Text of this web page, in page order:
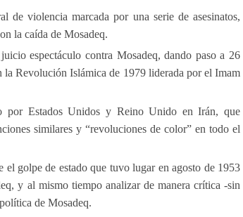
de violencia marcada por una serie de asesinatos,
la caída de Mosadeq.
espectáculo contra Mosadeq, dando paso a 26
Revolución Islámica de 1979 liderada por el Imam
por Estados Unidos y Reino Unido en Irán, que
similares y “revoluciones de color” en todo el
golpe de estado que tuvo lugar en agosto de 1953
y al mismo tiempo analizar de manera crítica -sin
de Mosadeq.